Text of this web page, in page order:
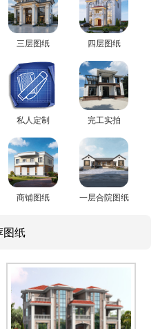
三层图纸 四层图纸
私人定制 完工实拍
商铺图纸 一层合院图纸
图纸